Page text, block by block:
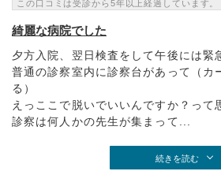
この口コミは受診から5年以上経過しています。
綺麗な病院でした
夕方入院、翌日検査をして午後には緊
普通の診察室内に診察台があって（カ
る）
えっここで脱いでいいんですか？って
診察は何人かの先生が集まって...
続きを読む